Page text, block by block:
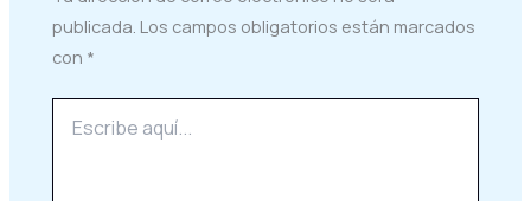
publicada. Los campos obligatorios están marcados
con *
aquí...